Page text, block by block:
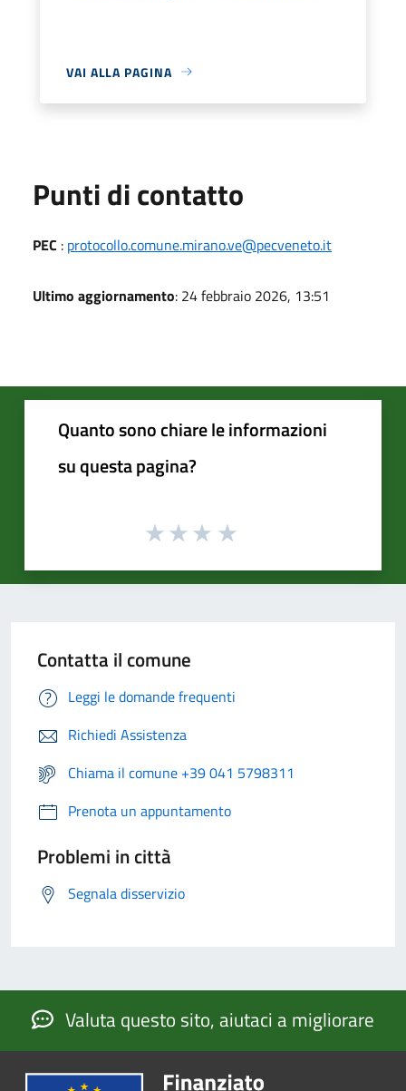
VAI ALLA PAGINA
Punti di contatto
PEC : protocollo.comune.mirano.ve@pecveneto.it
Ultimo aggiornamento: 24 febbraio 2026, 13:51
Quanto sono chiare le informazioni
su questa pagina?
Contatta il comune
Leggi le domande frequenti
Richiedi Assistenza
Chiama il comune +39 041 5798311
Prenota un appuntamento
Problemi in città
Segnala disservizio
Valuta questo sito, aiutaci a migliorare